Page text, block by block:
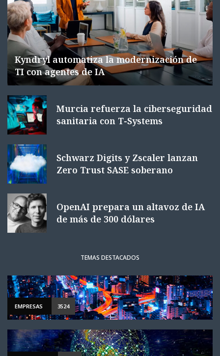
Kyndryl automatiza la modernización de
TI con agentes de IA
Murcia refuerza la ciberseguridad
sanitaria con T-Systems
Schwarz Digits y Zscaler lanzan
Zero Trust SASE soberano
OpenAI prepara un altavoz de IA
de más de 300 dólares
TEMAS DESTACADOS
EMPRESAS 3524